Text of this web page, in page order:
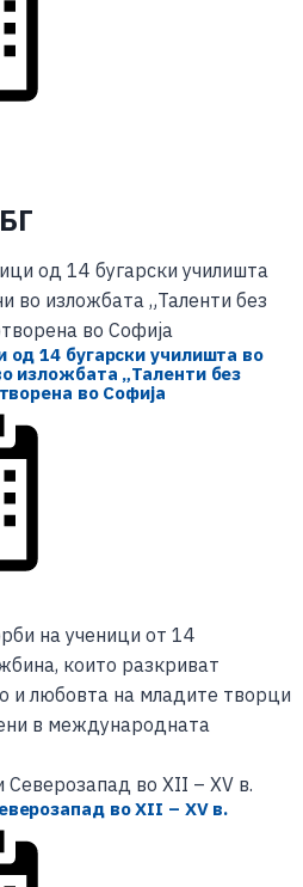
од 14 бугарски училишта во
изложбата „Таленти без
во Софија
на ученици от 14
които разкриват
и любовта на младите творци
в международната
во XII – XV в.